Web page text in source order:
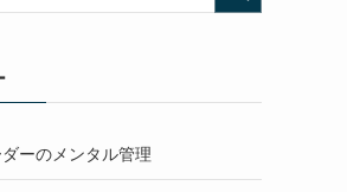
ーのメンタル管理